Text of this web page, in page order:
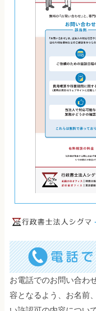
お電話でのお問い合わ
容となるよう、お名前